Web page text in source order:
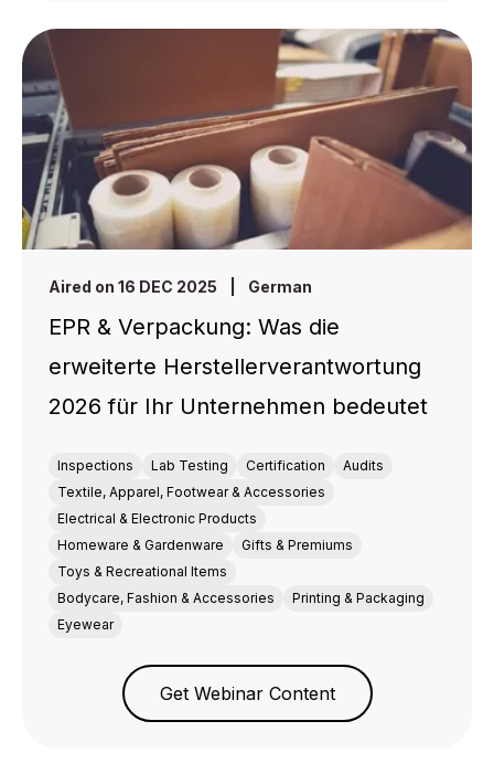
Aired on 16 DEC 2025 German
EPR & Verpackung: Was die
erweiterte Herstellerverantwortung
2026 für Ihr Unternehmen bedeutet
Inspections Lab Testing Certification
Audits
Textile, Apparel, Footwear & Accessories
Electrical & Electronic Products
Homeware & Gardenware
Gifts & Premiums
Toys & Recreational Items
Bodycare, Fashion & Accessories
Printing & Packaging
Eyewear
Get Webinar Content